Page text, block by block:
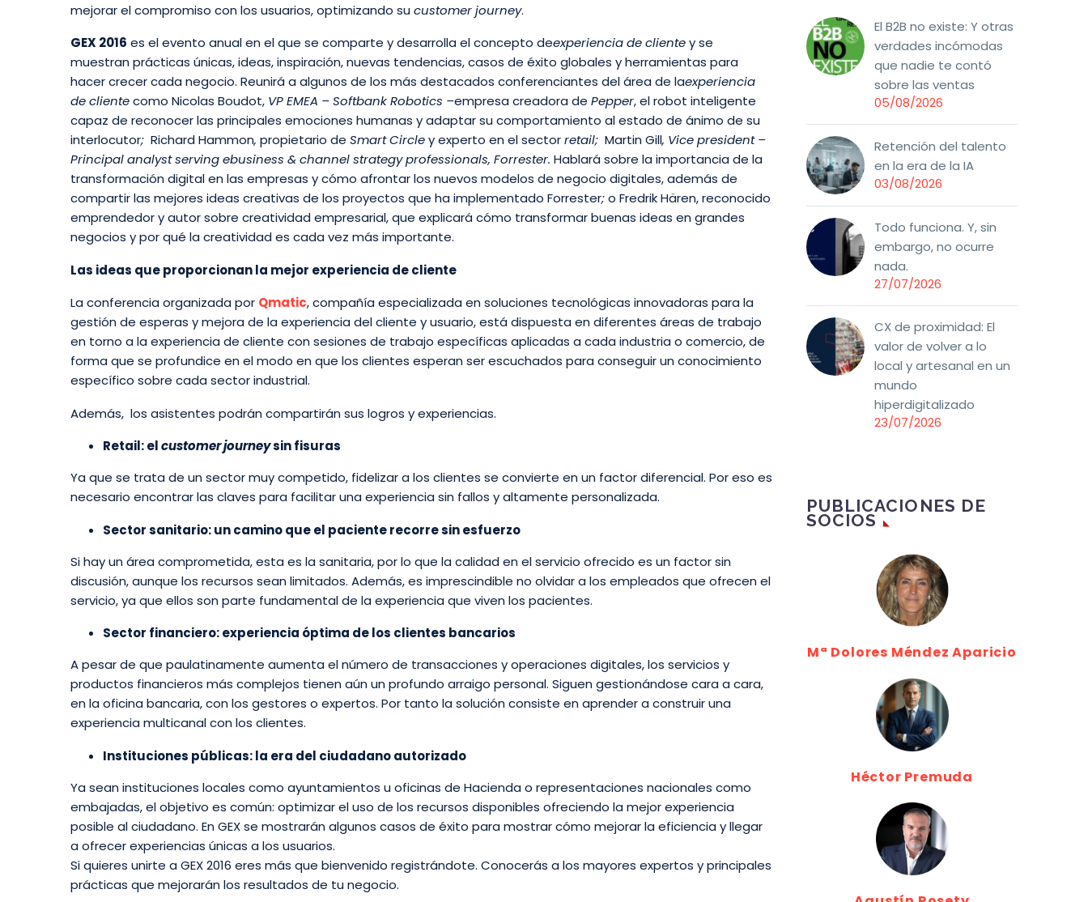
mejorar el compromiso con los usuarios, optimizando su customer journey.
GEX 2016 es el evento anual en el que se comparte y desarrolla el concepto deexperiencia de clientey se
muestran prácticas únicas, ideas, inspiración, nuevas tendencias, casos de éxito globales y herramientas para
hacer crecer cada negocio. Reunirá a algunos de los más destacados conferenciantes del área de laexperiencia
de clientecomo Nicolas Boudot, VP EMEA – Softbank Robotics –empresa creadora de Pepper, el robot inteligente
capaz de reconocer las principales emociones humanas y adaptar su comportamiento al estado de ánimo de su
interlocutor; Richard Hammon, propietario de Smart Circley experto en el sectorretail; Martin Gill, Vice president –
Principal analyst serving ebusiness & channel strategy professionals, Forrester. Hablará sobre la importancia de la
transformación digital en las empresas y cómo afrontar los nuevos modelos de negocio digitales, además de
compartir las mejores ideas creativas de los proyectos que ha implementado Forrester;o Fredrik Hären, reconocido
emprendedor y autor sobre creatividad empresarial, que explicará cómo transformar buenas ideas en grandes
negocios y por qué la creatividad es cada vez más importante.
Las ideas que proporcionan la mejor experiencia de cliente
La conferencia organizada por Qmatic, compañía especializada en soluciones tecnológicas innovadoras para la
gestión de esperas y mejora de la experiencia del cliente y usuario, está dispuesta en diferentes áreas de trabajo
en torno a la experiencia de cliente con sesiones de trabajo específicas aplicadas a cada industria o comercio, de
forma que se profundice en el modo en que los clientes esperan ser escuchados para conseguir un conocimiento
específico sobre cada sector industrial.
Además, los asistentes podrán compartirán sus logros y experiencias.
Retail: elcustomer journeysin fisuras
Ya que se trata de un sector muy competido, fidelizar a los clientes se convierte en un factor diferencial. Por eso es
necesario encontrar las claves para facilitar una experiencia sin fallos y altamente personalizada.
Sector sanitario: un camino que el paciente recorre sin esfuerzo
Si hay un área comprometida, esta es la sanitaria, por lo que la calidad en el servicio ofrecido es un factor sin
discusión, aunque los recursos sean limitados. Además, es imprescindible no olvidar a los empleados que ofrecen el
servicio, ya que ellos son parte fundamental de la experiencia que viven los pacientes.
Sector financiero: experiencia óptima de los clientes bancarios
A pesar de que paulatinamente aumenta el número de transacciones y operaciones digitales, los servicios y
productos financieros más complejos tienen aún un profundo arraigo personal. Siguen gestionándose cara a cara,
en la oficina bancaria, con los gestores o expertos. Por tanto la solución consiste en aprender a construir una
experiencia multicanal con los clientes.
Instituciones públicas: la era del ciudadano autorizado
Ya sean instituciones locales como ayuntamientos u oficinas de Hacienda o representaciones nacionales como
embajadas, el objetivo es común: optimizar el uso de los recursos disponibles ofreciendo la mejor experiencia
posible al ciudadano. En GEX se mostrarán algunos casos de éxito para mostrar cómo mejorar la eficiencia y llegar
a ofrecer experiencias únicas a los usuarios.
Si quieres unirte a GEX 2016 eres más que bienvenido registrándote. Conocerás a los mayores expertos y principales
prácticas que mejorarán los resultados de tu negocio.
El B2B no existe: Y otras
verdades incómodas
que nadie te contó
sobre las ventas
05/08/2026
Retención del talento
en la era de la IA
03/08/2026
Todo funciona. Y, sin
embargo, no ocurre
nada.
27/07/2026
CX de proximidad: El
valor de volver a lo
local y artesanal en un
mundo
hiperdigitalizado
23/07/2026
PUBLICACIONES DE
SOCIOS
Mª Dolores Méndez Aparicio
Héctor Premuda